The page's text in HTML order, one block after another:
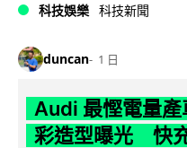
科技娛樂 科技新聞
duncan 1 日
Audi 最慳電量
彩造型曝光 快